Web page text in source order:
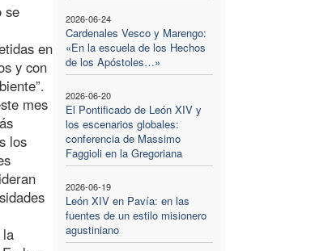
2026-06-24
Cardenales Vesco y Marengo:
«En la escuela de los Hechos
de los Apóstoles…»
2026-06-20
El Pontificado de León XIV y
los escenarios globales:
conferencia de Massimo
Faggioli en la Gregoriana
2026-06-19
León XIV en Pavía: en las
fuentes de un estilo misionero
agustiniano
se
en
y con
mes
los
la